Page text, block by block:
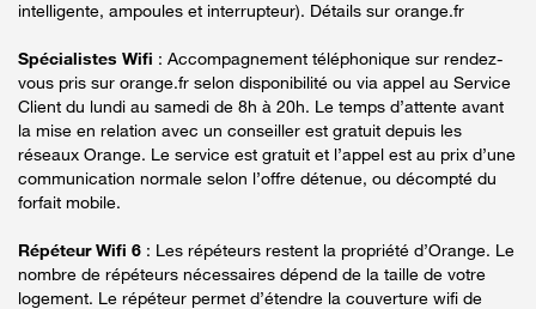
intelligente, ampoules et interrupteur). Détails sur orange.fr
Spécialistes Wifi : Accompagnement téléphonique sur rendez-
vous pris sur orange.fr selon disponibilité ou via appel au Service
Client du lundi au samedi de 8h à 20h. Le temps d’attente avant
la mise en relation avec un conseiller est gratuit depuis les
réseaux Orange. Le service est gratuit et l’appel est au prix d’une
communication normale selon l’offre détenue, ou décompté du
forfait mobile.
Répéteur Wifi 6 : Les répéteurs restent la propriété d’Orange. Le
nombre de répéteurs nécessaires dépend de la taille de votre
logement. Le répéteur permet d’étendre la couverture wifi de